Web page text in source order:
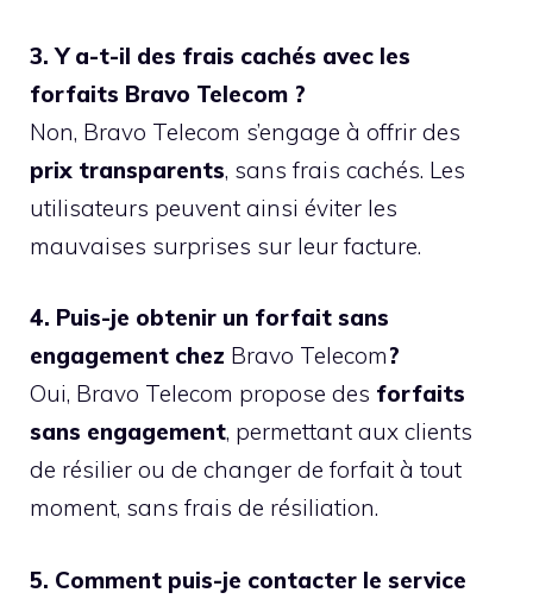
3. Y a-t-il des frais cachés avec les
forfaits Bravo Telecom ?
Non, Bravo Telecom s’engage à offrir des
prix transparents, sans frais cachés. Les
utilisateurs peuvent ainsi éviter les
mauvaises surprises sur leur facture.
4. Puis-je obtenir un forfait sans
engagement chez Bravo Telecom?
Oui, Bravo Telecom propose des forfaits
sans engagement, permettant aux clients
de résilier ou de changer de forfait à tout
moment, sans frais de résiliation.
5. Comment puis-je contacter le service